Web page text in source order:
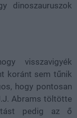
dinoszauruszok
visszavigyék
koránt sem tűnik
hogy pontosan
Abrams töltötte
pedig az ő